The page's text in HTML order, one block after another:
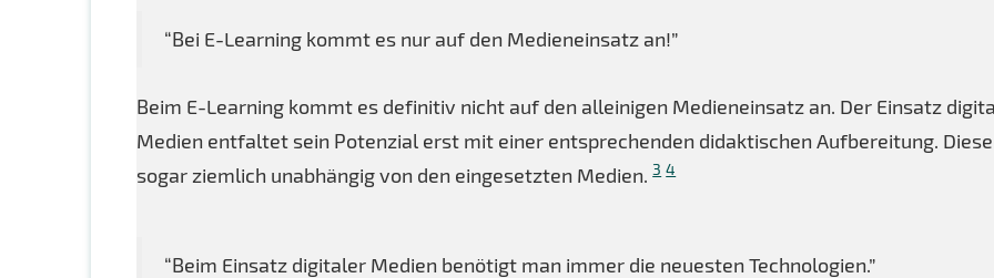
“Bei E-Learning kommt es nur auf den Medieneinsatz an!”
Beim E-Learning kommt es definitiv nicht auf den alleinigen Medieneinsatz an. Der Einsatz
Medien entfaltet sein Potenzial erst mit einer entsprechenden didaktischen Aufbereitung.
sogar ziemlich unabhängig von den eingesetzten Medien.3 4
“Beim Einsatz digitaler Medien benötigt man immer die neuesten Technologien.”